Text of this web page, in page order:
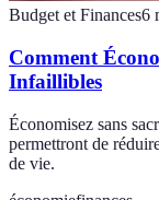
Budget et Finances6
Comment
Infaillibles
Économisez sans
permettront de
de vie.